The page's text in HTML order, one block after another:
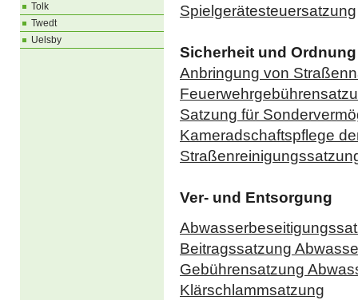
Tolk
Twedt
Uelsby
Spielgerätesteuersatzung
Sicherheit und Ordnung
Anbringung von
Satzung für
Kameradschaftspflege
Ver- und Entsorgung
Beitragssatzung
Gebührensatzung
Klärschlammsatzung